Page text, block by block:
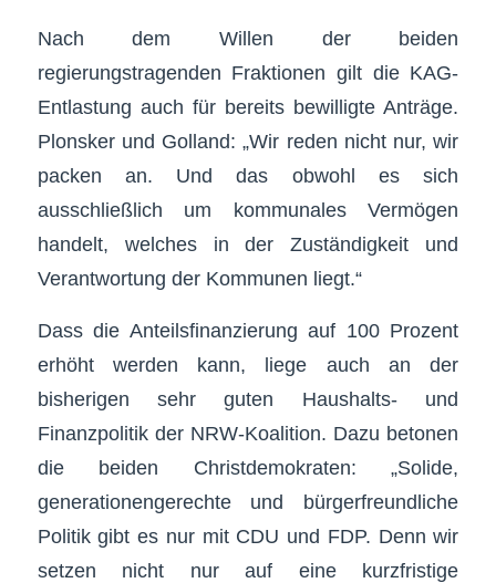
Nach dem Willen der beiden
regierungstragenden Fraktionen gilt die KAG-
Entlastung auch für bereits bewilligte Anträge.
Plonsker und Golland: „Wir reden nicht nur, wir
packen an. Und das obwohl es sich
ausschließlich um kommunales Vermögen
handelt, welches in der Zuständigkeit und
Verantwortung der Kommunen liegt.“
Dass die Anteilsfinanzierung auf 100 Prozent
erhöht werden kann, liege auch an der
bisherigen sehr guten Haushalts- und
Finanzpolitik der NRW-Koalition. Dazu betonen
die beiden Christdemokraten: „Solide,
generationengerechte und bürgerfreundliche
Politik gibt es nur mit CDU und FDP. Denn wir
setzen nicht nur auf eine kurzfristige